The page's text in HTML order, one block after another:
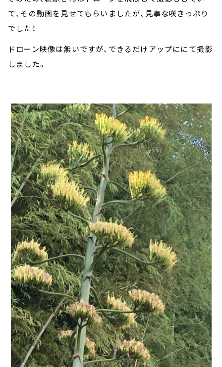
て、その動画を見せてもらいましたが、見事な咲きっぷり
でした！
ドローン映像は無いですが、できるだけアップににて撮影
しました。